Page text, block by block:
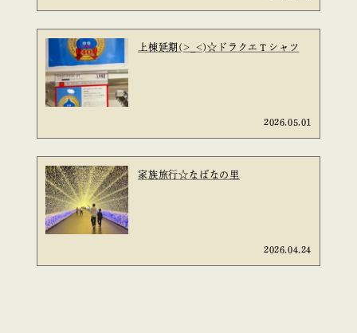
上棟延期(>_<)☆ドラクエＴシャツ
2026.05.01
家族旅行☆なばなの里
2026.04.24